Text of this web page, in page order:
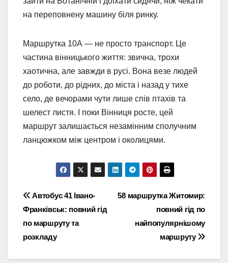
на переповнену машину біля ринку.
Маршрутка 10А — не просто транспорт. Це
частина вінницького життя: звична, трохи
хаотична, але завжди в русі. Вона везе людей
до роботи, до рідних, до міста і назад у тихе
село, де вечорами чути лише спів птахів та
шелест листя. І поки Вінниця росте, цей
маршрут залишається незамінним сполучним
ланцюжком між центром і околицями.
Навігація
записів
58 маршрутка Житомир:
повний гід по
найпопулярнішому
маршруту
Автобус 41 Івано-
Франківськ: повний гід
по маршруту та
розкладу